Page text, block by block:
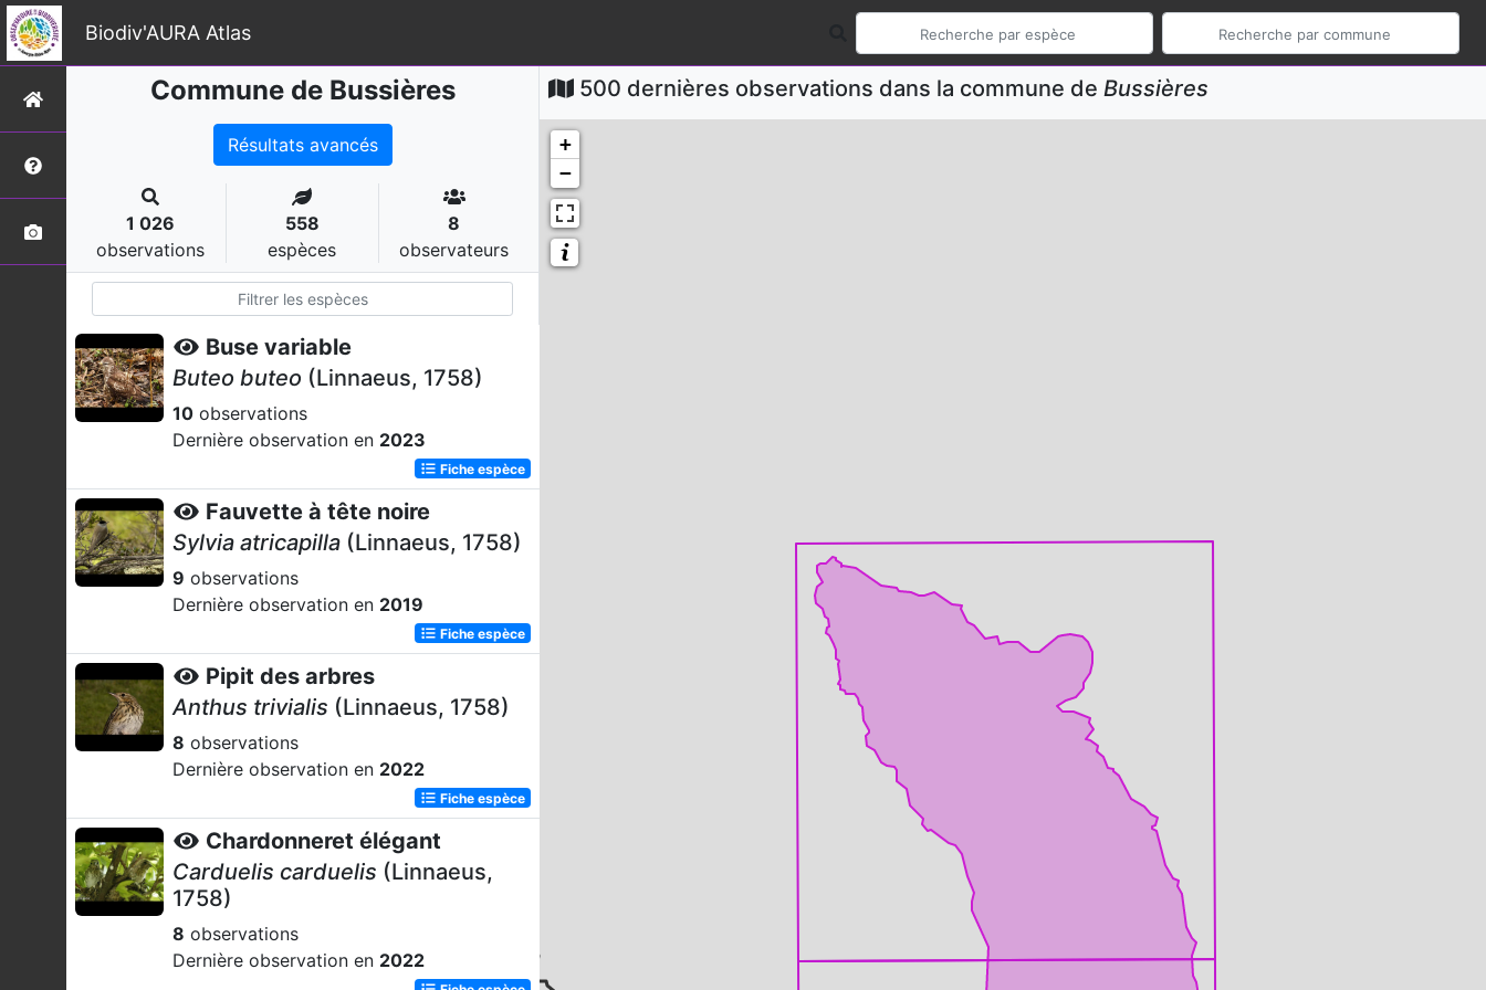
Biodiv'AURA Atlas
Commune de Bussières
Résultats avancés
1 026
observations
558
espèces
8
observateurs
Buse variable
Buteo buteo (Linnaeus, 1758)
10 observations
Dernière observation en 2023
Fiche espèce
Fauvette à tête noire
Sylvia atricapilla (Linnaeus, 1758)
9 observations
Dernière observation en 2019
Fiche espèce
Pipit des arbres
Anthus trivialis (Linnaeus, 1758)
8 observations
Dernière observation en 2022
Fiche espèce
Chardonneret élégant
Carduelis carduelis (Linnaeus,
1758)
8 observations
Dernière observation en 2022
500 dernières observations dans la commune de Bussières
+
−